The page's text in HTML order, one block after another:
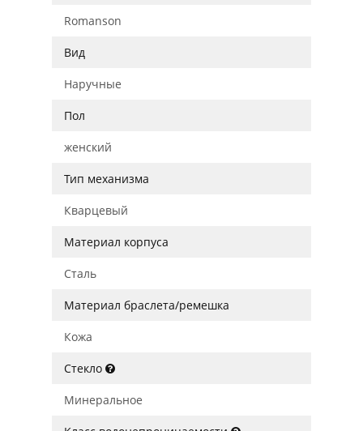
Romanson
Вид
Наручные
Пол
женский
Тип механизма
Кварцевый
Материал корпуса
Сталь
Материал браслета/ремешка
Кожа
Стекло
Минеральное